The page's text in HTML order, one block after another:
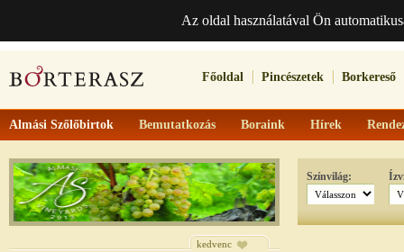
Az oldal használatával Ön
Főoldal Pincészetek Borkereső
Almási Szőlőbirtok Bemutatkozás Boraink Hírek
Színvilág:
kedvenc